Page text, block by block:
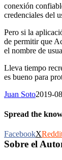
conexión
credenciales del
Pero si la
de permitir que
el nombre de
Lleva tiempo
es bueno para
Juan Soto2019-
Spread the
FacebookX
Sobre el